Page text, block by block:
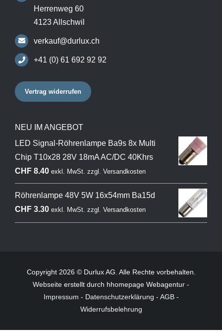
Herrenweg 60
4123 Allschwil
verkauf@durlux.ch
+41 (0) 61 692 92 92
Vertrag widerrufen
NEU IM ANGEBOT
LED Signal-Röhrenlampe Ba9s 8x Multi
Chip T10x28 28V 18mA AC/DC 40Khrs
CHF8.40 exkl. MwSt. zzgl. Versandkosten
Röhrenlampe 48V 5W 16x54mm Ba15d
CHF3.30 exkl. MwSt. zzgl. Versandkosten
Copyright 2026 © Durlux AG. Alle Rechte vorbehalten.
Webseite erstellt durch hhomepage Webagentur -
Impressum - Datenschutzerklärung - AGB-
Widerrufsbelehrung